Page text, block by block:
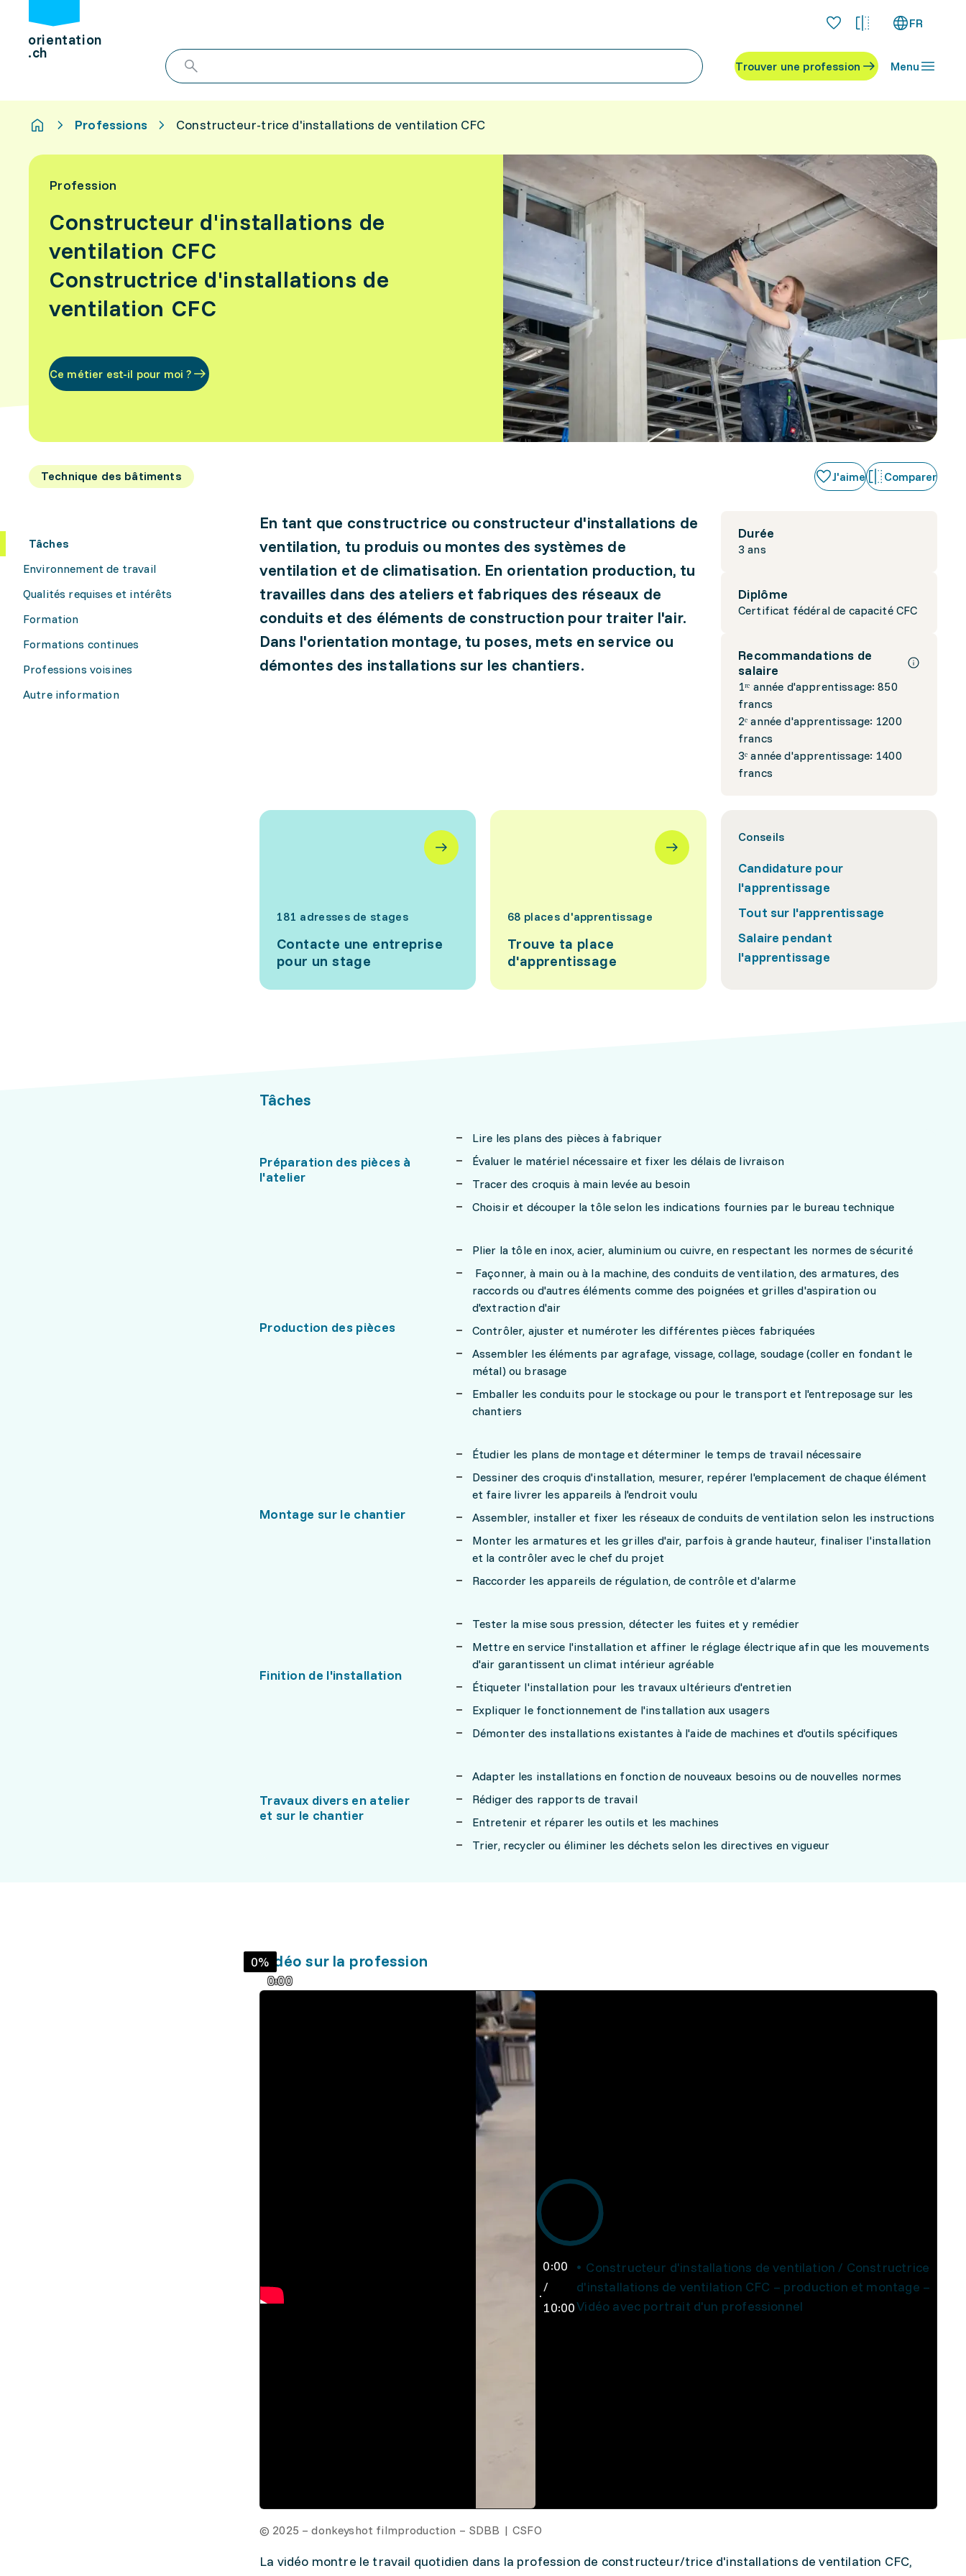
orientation
.ch
FR
Trouver une profession Menu
Professions Constructeur-trice d'installations de ventilation CFC
Profession
Constructeur d'installations de
ventilation CFC
Constructrice d'installations de
ventilation CFC
Ce métier est-il pour moi ?
Technique des bâtiments J'aime Comparer
Tâches
Environnement de travail
Qualités requises et intérêts
Formation
Formations continues
Professions voisines
Autre information
Durée
3 ans
Diplôme
Certificat fédéral de capacité CFC
Recommandations de
salaire
1ʳᵉ année d'apprentissage: 850
francs
2ᵉ année d'apprentissage: 1200
francs
3ᵉ année d'apprentissage: 1400
francs
En tant que constructrice ou constructeur d'installations de
ventilation, tu produis ou montes des systèmes de
ventilation et de climatisation. En orientation production, tu
travailles dans des ateliers et fabriques des réseaux de
conduits et des éléments de construction pour traiter l'air.
Dans l'orientation montage, tu poses, mets en service ou
démontes des installations sur les chantiers.
181 adresses de stages
Contacte une entreprise
pour un stage
68 places d'apprentissage
Trouve ta place
d'apprentissage
Conseils
Candidature pour
l'apprentissage
Tout sur l'apprentissage
Salaire pendant
l'apprentissage
Tâches
Préparation des pièces à
l'atelier
Lire les plans des pièces à fabriquer
Évaluer le matériel nécessaire et fixer les délais de livraison
Tracer des croquis à main levée au besoin
Choisir et découper la tôle selon les indications fournies par le bureau technique
Production des pièces
Plier la tôle en inox, acier, aluminium ou cuivre, en respectant les normes de sécurité
Façonner, à main ou à la machine, des conduits de ventilation, des armatures, des
raccords ou d'autres éléments comme des poignées et grilles d'aspiration ou
d'extraction d'air
Contrôler, ajuster et numéroter les différentes pièces fabriquées
Assembler les éléments par agrafage, vissage, collage, soudage (coller en fondant le
métal) ou brasage
Emballer les conduits pour le stockage ou pour le transport et l'entreposage sur les
chantiers
Montage sur le chantier
Étudier les plans de montage et déterminer le temps de travail nécessaire
Dessiner des croquis d'installation, mesurer, repérer l'emplacement de chaque élément
et faire livrer les appareils à l'endroit voulu
Assembler, installer et fixer les réseaux de conduits de ventilation selon les instructions
Monter les armatures et les grilles d'air, parfois à grande hauteur, finaliser l'installation
et la contrôler avec le chef du projet
Raccorder les appareils de régulation, de contrôle et d'alarme
Finition de l'installation
Tester la mise sous pression, détecter les fuites et y remédier
Mettre en service l'installation et affiner le réglage électrique afin que les mouvements
d'air garantissent un climat intérieur agréable
Étiqueter l'installation pour les travaux ultérieurs d'entretien
Expliquer le fonctionnement de l'installation aux usagers
Démonter des installations existantes à l'aide de machines et d'outils spécifiques
Travaux divers en atelier
et sur le chantier
Adapter les installations en fonction de nouveaux besoins ou de nouvelles normes
Rédiger des rapports de travail
Entretenir et réparer les outils et les machines
Trier, recycler ou éliminer les déchets selon les directives en vigueur
Vidéo sur la profession
0:00
0%
0:00
/
10:00
Constructeur d'installations de ventilation / Constructrice
d'installations de ventilation CFC – production et montage –
Vidéo avec portrait d'un professionnel
© 2025 – donkeyshot filmproduction – SDBB | CSFO
La vidéo montre le travail quotidien dans la profession de constructeur/trice d'installations de ventilation CFC,